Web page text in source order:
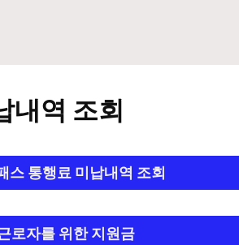
내역 조회
스 통행료 미납내역 조회
로자를 위한 지원금